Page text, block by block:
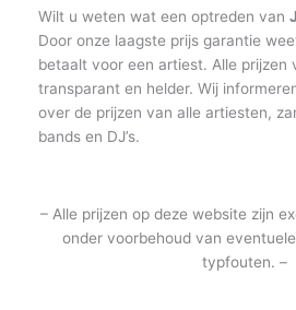
Wilt u weten wat een optreden van
Door onze laagste prijs garantie
betaalt voor een artiest. Alle prijzen
transparant en helder. Wij
over de prijzen van alle artiesten,
bands en DJ’s.
– Alle prijzen op deze website zijn
onder voorbehoud van
typfouten. –